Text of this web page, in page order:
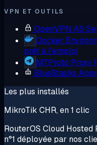
VPN ET OUTILS
OpenVPN AS
Docker
prêt à l'emploi
MTProto Proxy
BlueStacks
Les plus installés
MikroTik CHR, en 1 clic
RouterOS Cloud Hosted
n°1 déployée par nos